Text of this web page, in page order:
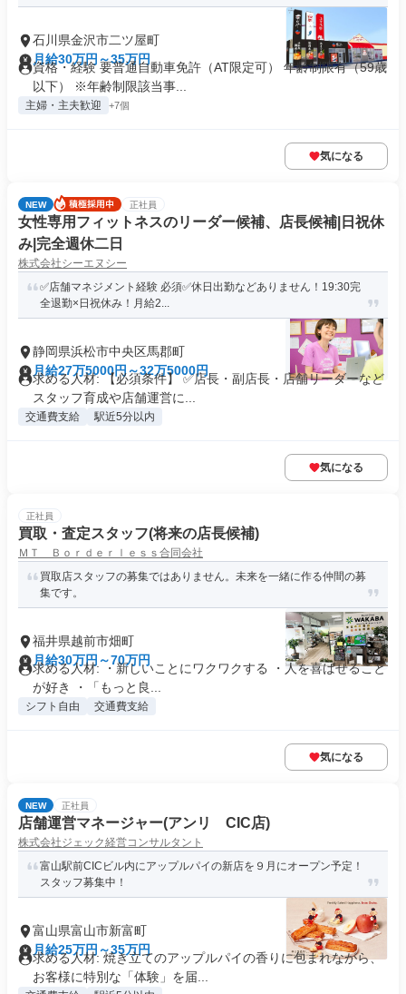
石川県金沢市二ツ屋町
月給30万円～35万円
資格・経験 要普通自動車免許（AT限定可） 年齢制限有（59歳
以下） ※年齢制限該当事...
主婦・主夫歓迎 +7個
気になる
NEW 正社員
女性専用フィットネスのリーダー候補、店長候補|日祝休
み|完全週休二日
株式会社シーエヌシー
✅店舗マネジメント経験 必須✅休日出勤などありません！19:30完
全退勤×日祝休み！月給2...
静岡県浜松市中央区馬郡町
月給27万5000円～32万5000円
求める人材: 【必須条件】 ✅店長・副店長・店舗リーダーなど
スタッフ育成や店舗運営に...
交通費支給 駅近5分以内
気になる
正社員
買取・査定スタッフ(将来の店長候補)
ＭＴ Ｂｏｒｄｅｒｌｅｓｓ合同会社
買取店スタッフの募集ではありません。未来を一緒に作る仲間の募
集です。
福井県越前市畑町
月給30万円～70万円
求める人材: ・新しいことにワクワクする ・人を喜ばせること
が好き ・「もっと良...
シフト自由 交通費支給
気になる
NEW 正社員
店舗運営マネージャー(アンリ CIC店)
株式会社ジェック経営コンサルタント
富山駅前CICビル内にアップルパイの新店を９月にオープン予定！
スタッフ募集中！
富山県富山市新富町
月給25万円～35万円
求める人材: 焼き立てのアップルパイの香りに包まれながら、
お客様に特別な「体験」を届...